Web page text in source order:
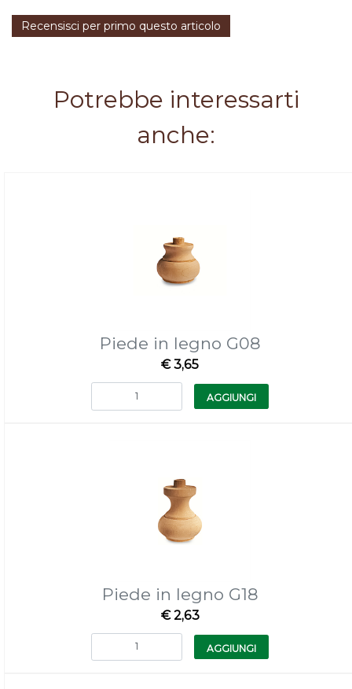
Recensisci per primo questo articolo
Potrebbe interessarti
anche:
Piede in legno G08
€ 3,65
Quantità
AGGIUNGI
Piede in legno G18
€ 2,63
Quantità
AGGIUNGI